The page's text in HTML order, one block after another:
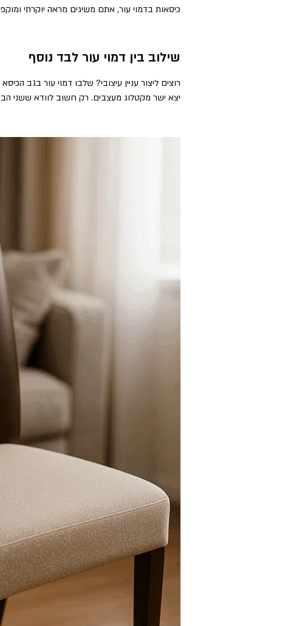
כיסאות בדמוי עור, אתם משיגים מראה יוקרתי
שילוב בין דמוי עור לבד נוסף
רוצים ליצור עניין עיצובי? שלבו דמוי עור בגב
יצא ישר מקטלוג מעצבים. רק חשוב לוודא ששני